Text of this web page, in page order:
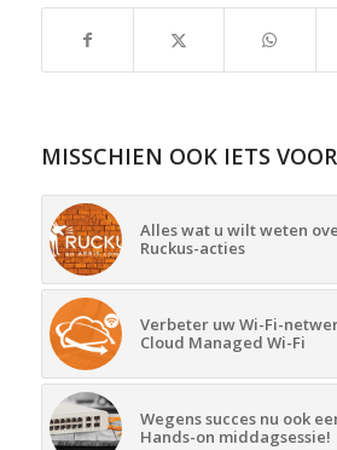
MISSCHIEN OOK IETS
Alles wat u wilt weten
Ruckus-acties
Verbeter uw Wi-Fi-
Cloud Managed Wi-Fi
Wegens succes nu ook
Hands-on middagsessie!